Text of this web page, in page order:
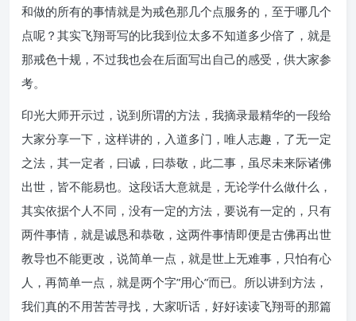
和做的所有的事情就是为戒色那几个点服务的，至于哪几个
点呢？其实飞翔哥写的比我到位太多不知道多少倍了，就是
那戒色十规，不过我也会在后面写出自己的感受，供大家参
考。
印光大师开示过，说到所谓的方法，我摘录最精华的一段给
大家分享一下，这样讲的，入道多门，唯人志趣，了无一定
之法，其一定者，曰诚，曰恭敬，此二事，虽尽未来际诸佛
出世，皆不能易也。这段话大意就是，无论学什么做什么，
其实依据个人不同，没有一定的方法，要说有一定的，只有
两件事情，就是诚恳和恭敬，这两件事情即便是古佛再出世
教导也不能更改，说简单一点，就是世上无难事，只怕有心
人，再简单一点，就是两个字”用心”而已。所以讲到方法，
我们真的不用苦苦寻找，大家听话，好好读读飞翔哥的那篇